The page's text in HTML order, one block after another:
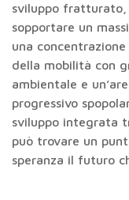
sviluppo fratturato,
sopportare un
una
della mobilità con
ambientale e
progressivo
sviluppo integrata
può trovare un
speranza il futuro